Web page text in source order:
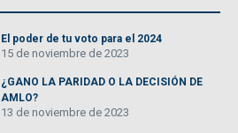
El poder de tu voto para el 2024
15 de noviembre de 2023
¿GANO LA PARIDAD O LA DECISIÓN DE
AMLO?
13 de noviembre de 2023